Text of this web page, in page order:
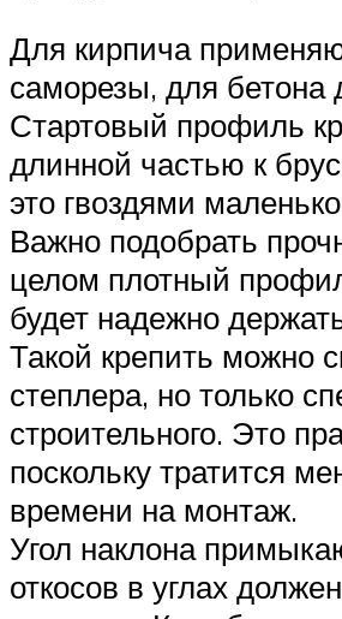
Для кирпича
саморезы, для бетона
Стартовый профиль
длинной частью к
это гвоздями
Важно подобрать
целом плотный
будет надежно
Такой крепить можно
степлера, но только
строительного. Это
поскольку тратится
времени на монтаж.
Угол наклона
откосов в углах